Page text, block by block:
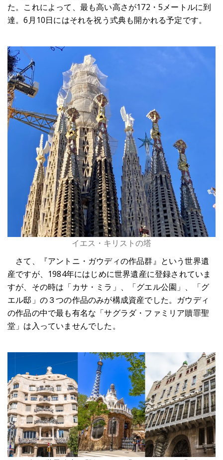
た。これによって、最も高い高さが172・5メートルに到
達。6月10日にはそれを祝う式典も開かれる予定です。
イエス・キリストの塔
さて、『アントニ・ガウディの作品群』という世界遺
産ですが、1984年にはじめに世界遺産に登録されていま
すが、その時は「カサ・ミラ」、「グエル公園」、「グ
エル邸」の３つの作品のみが構成資産でした。ガウディ
の作品の中で最も有名な「サグラダ・ファミリア贖罪聖
堂」は入っていませんでした。